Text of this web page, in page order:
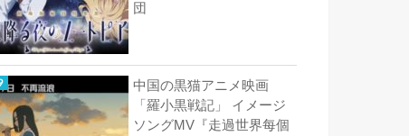
団
中国の黒猫アニメ映画
「羅小黒戦記」 イメージ
ソングMV『走過世界每個